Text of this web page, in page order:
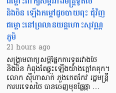
និងចិន ឡើងកម្ដៅដូចបាយពុះ ជុំវិញ
ជម្លោះនៅព្រលានយន្តហោះសុវណ្ណ
ភូមិ
21 hours ago
សង្គ្រាមពាក្យសម្តីផ្នែកការទូតរវាងថៃ
និងចិន កំពុងតែផ្ទុះឡើងយ៉ាងក្តៅគគុក។
លោក ស៊ីហាសាក់ ភួងកេតកែវ រដ្ឋមន្ត្រី
ការបរទេសថៃ បានចេញមុខផ្លែផ្កា …